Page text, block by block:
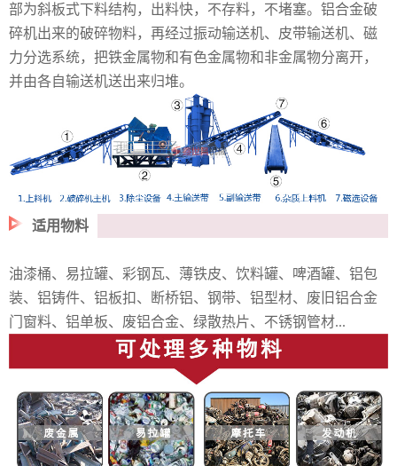
部为斜板式下料结构，出料快，不存料，不堵塞。铝合金破
碎机出来的破碎物料，再经过振动输送机、皮带输送机、磁
力分选系统，把铁金属物和有色金属物和非金属物分离开，
并由各自输送机送出来归堆。
适用物料
油漆桶、易拉罐、彩钢瓦、薄铁皮、饮料罐、啤酒罐、铝包
装、铝铸件、铝板扣、断桥铝、钢带、铝型材、废旧铝合金
门窗料、铝单板、废铝合金、绿散热片、不锈钢管材...